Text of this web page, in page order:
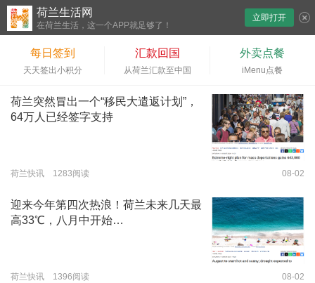
荷兰生活网
在荷兰生活，这一个APP就足够了！
立即打开
每日签到
天天签出小积分
汇款回国
从荷兰汇款至中国
外卖点餐
iMenu点餐
荷兰突然冒出一个“移民大遣返计划”，
64万人已经签字支持
荷兰快讯 1283阅读 08-02
迎来今年第四次热浪！荷兰未来几天最
高33℃，八月中开始…
荷兰快讯 1396阅读 08-02